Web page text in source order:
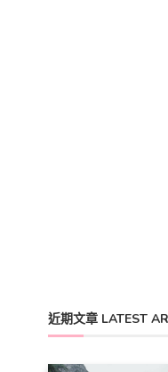
近期文章 LATEST